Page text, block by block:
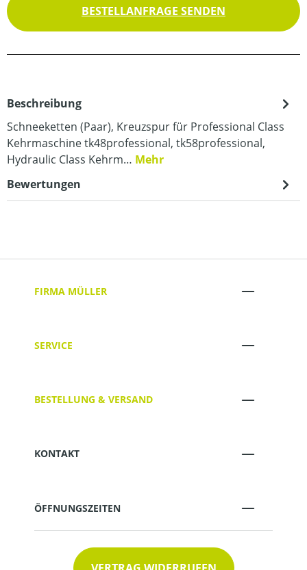
BESTELLANFRAGE SENDEN
Beschreibung
Schneeketten (Paar), Kreuzspur für Professional Class
Kehrmaschine tk48professional, tk58professional,
Hydraulic Class Kehrm… Mehr
Bewertungen
FIRMA MÜLLER
SERVICE
BESTELLUNG & VERSAND
KONTAKT
ÖFFNUNGSZEITEN